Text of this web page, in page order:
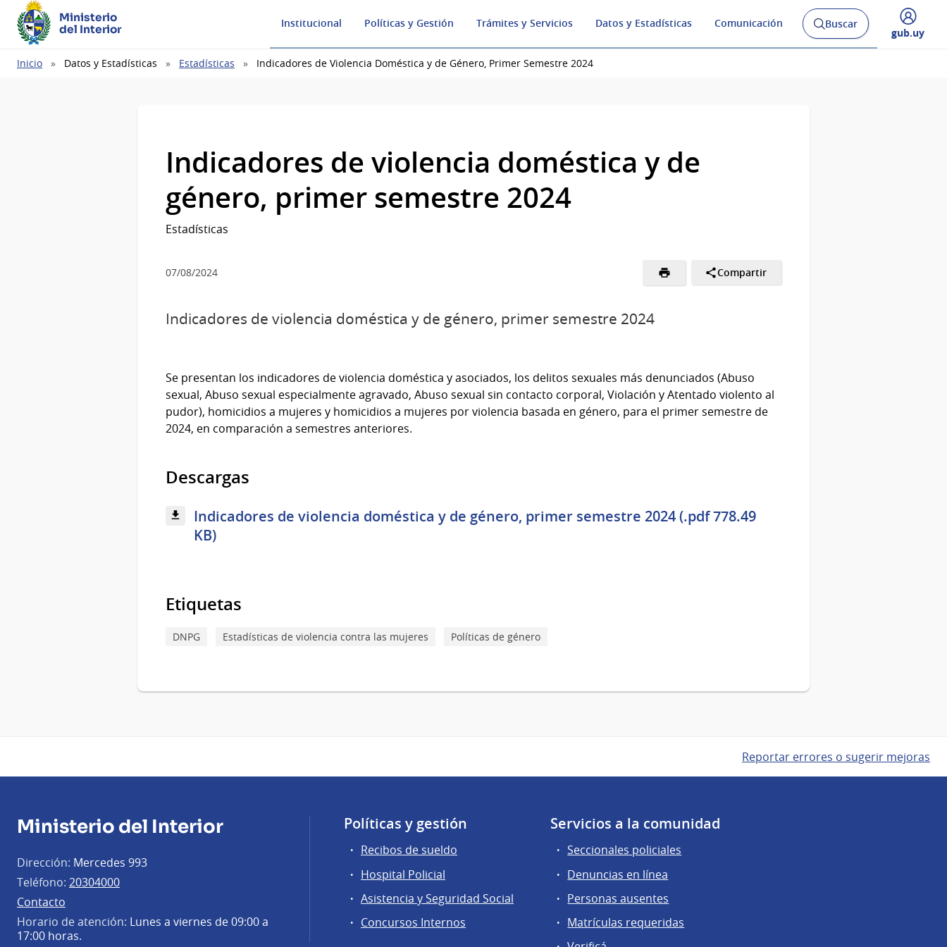
Ministerio
del Interior
Institucional Políticas y Gestión Trámites y Servicios Datos y Estadísticas Comunicación
Abrir
buscador
Buscar
Desplegar
gub.uy
Ruta
Inicio Datos y Estadísticas Estadísticas Indicadores de Violencia Doméstica y de Género, Primer Semestre 2024
Indicadores de violencia doméstica y de
género, primer semestre 2024
Estadísticas
07/08/2024 Compartir
Indicadores de violencia doméstica y de género, primer semestre 2024
Se presentan los indicadores de violencia doméstica y asociados, los delitos sexuales más denunciados (Abuso
sexual, Abuso sexual especialmente agravado, Abuso sexual sin contacto corporal, Violación y Atentado violento al
pudor), homicidios a mujeres y homicidios a mujeres por violencia basada en género, para el primer semestre de
2024, en comparación a semestres anteriores.
Descargas
Indicadores de violencia doméstica y de género, primer semestre 2024 (.pdf 778.49
KB)
Etiquetas
DNPG Estadísticas de violencia contra las mujeres Políticas de género
Reportar errores o sugerir mejoras
Ministerio del Interior
Dirección: Mercedes 993
Teléfono: 20304000
Contacto
Horario de atención: Lunes a viernes de 09:00 a
17:00 horas.
Políticas y gestión
Recibos de sueldo
Hospital Policial
Asistencia y Seguridad Social
Concursos Internos
Servicios a la comunidad
Seccionales policiales
Denuncias en línea
Personas ausentes
Matrículas requeridas